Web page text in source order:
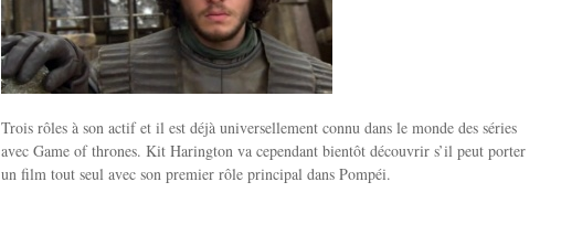
Trois rôles à son actif et il est déjà universellement connu dans le monde des séries
avec Game of thrones. Kit Harington va cependant bientôt découvrir s’il peut porter
un film tout seul avec son premier rôle principal dans Pompéi.